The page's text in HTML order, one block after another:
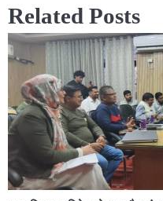
Related Posts